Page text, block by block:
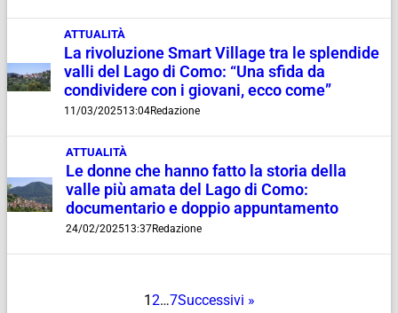
ATTUALITÀ
La rivoluzione Smart Village tra le splendide
valli del Lago di Como: “Una sfida da
condividere con i giovani, ecco come”
11/03/202513:04Redazione
ATTUALITÀ
Le donne che hanno fatto la storia della
valle più amata del Lago di Como:
documentario e doppio appuntamento
24/02/202513:37Redazione
12…7Successivi »